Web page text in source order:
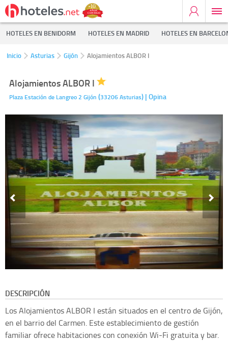
HOTELES EN BENIDORM HOTELES EN MADRID HOTELES EN
Inicio Asturias Gijón Alojamientos ALBOR I
Alojamientos ALBOR I
Plaza Estación de Langreo 2 Gijón (33206Asturias) | Opina
DESCRIPCIÓN
Los Alojamientos ALBOR I están situados en el centro de Gijón,
en el barrio del Carmen. Este establecimiento de gestión
familiar ofrece habitaciones con conexión Wi-Fi gratuita y bar.